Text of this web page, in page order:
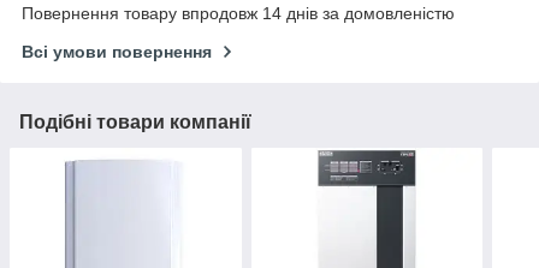
Повернення товару впродовж 14 днів за домовленістю
Всі умови повернення
Подібні товари компанії